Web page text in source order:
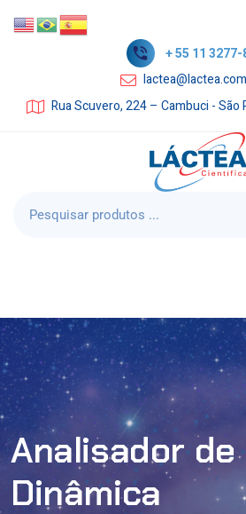
+ 55 11
Rua Scuvero, 224 – Cambuci -
Analisador de
Dinâmica